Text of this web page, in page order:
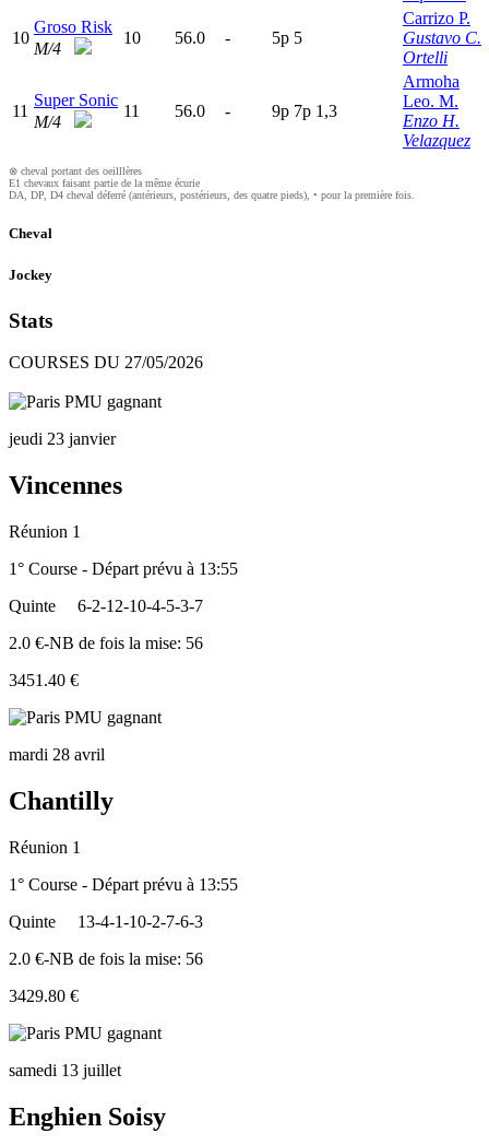
10
Groso Risk
M/4
10 56.0 - 5p 5
Carrizo P.
Gustavo C.
Ortelli
11
Super Sonic
M/4
11 56.0 - 9p 7p 1,3
Armoha
Leo. M.
Enzo H.
Velazquez
⊗ cheval portant des oeilllères
E1 chevaux faisant partie de la même écurie
DA, DP, D4 cheval déferré (antérieurs, postérieurs, des quatre pieds), • pour la première fois.
Cheval
Jockey
Stats
COURSES DU 27/05/2026
jeudi 23 janvier
Vincennes
Réunion 1
1° Course - Départ prévu à 13:55
Quinte
6-2-12-10-4-5-3-7
2.0 €-NB de fois la mise: 56
3451.40 €
mardi 28 avril
Chantilly
Réunion 1
1° Course - Départ prévu à 13:55
Quinte
13-4-1-10-2-7-6-3
2.0 €-NB de fois la mise: 56
3429.80 €
samedi 13 juillet
Enghien Soisy